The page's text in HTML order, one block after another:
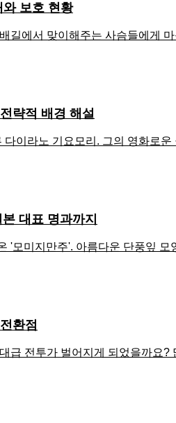
보호 현황
길에서 맞이해주는 사슴들에게
략적 배경 해설
이라노 기요모리. 그의 영화로
대표 명과까지
'모미지만주'. 아름다운 단풍잎
환점
급 전투가 벌어지게 되었을까요